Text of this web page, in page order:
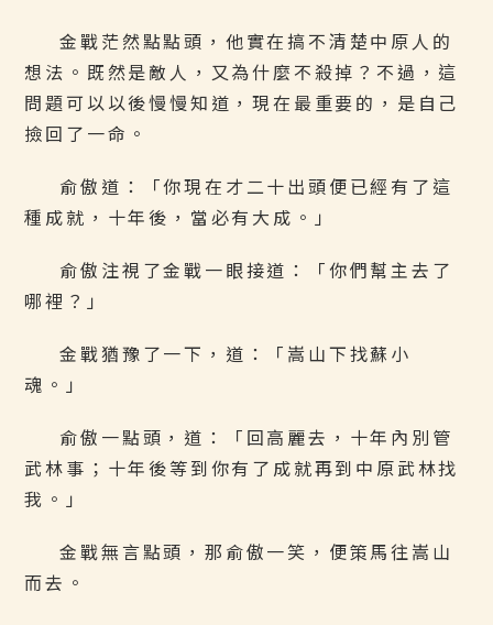
金戰茫然點點頭，他實在搞不清楚中原人的
想法。既然是敵人，又為什麼不殺掉？不過，這
問題可以以後慢慢知道，現在最重要的，是自己
撿回了一命。
俞傲道：「你現在才二十出頭便已經有了這
種成就，十年後，當必有大成。」
俞傲注視了金戰一眼接道：「你們幫主去了
哪裡？」
金戰猶豫了一下，道：「嵩山下找蘇小
魂。」
俞傲一點頭，道：「回高麗去，十年內別管
武林事；十年後等到你有了成就再到中原武林找
我。」
金戰無言點頭，那俞傲一笑，便策馬往嵩山
而去。